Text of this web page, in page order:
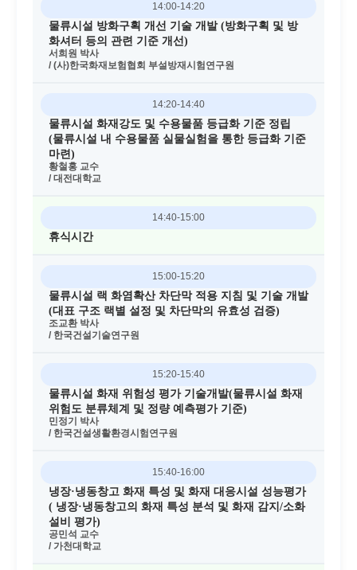
14:00-14:20
물류시설 방화구획 개선 기술 개발 (방화구획 및 방
화셔터 등의 관련 기준 개선)
서희원 박사
/ (사)한국화재보험협회 부설방재시험연구원
14:20-14:40
물류시설 화재강도 및 수용물품 등급화 기준 정립
(물류시설 내 수용물품 실물실험을 통한 등급화 기준
마련)
황철홍 교수
/ 대전대학교
14:40-15:00
휴식시간
15:00-15:20
물류시설 랙 화염확산 차단막 적용 지침 및 기술 개발
(대표 구조 랙별 설정 및 차단막의 유효성 검증)
조교환 박사
/ 한국건설기술연구원
15:20-15:40
물류시설 화재 위험성 평가 기술개발(물류시설 화재
위험도 분류체계 및 정량 예측평가 기준)
민정기 박사
/ 한국건설생활환경시험연구원
15:40-16:00
냉장·냉동창고 화재 특성 및 화재 대응시설 성능평가
( 냉장·냉동창고의 화재 특성 분석 및 화재 감지/소화
설비 평가)
공민석 교수
/ 가천대학교